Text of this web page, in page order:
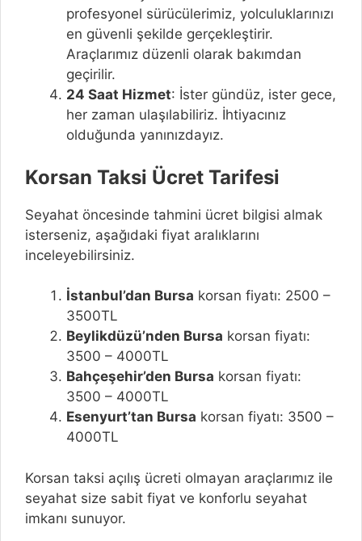
profesyonel sürücülerimiz, yolculuklarınızı
en güvenli şekilde gerçekleştirir.
Araçlarımız düzenli olarak bakımdan
geçirilir.
24 Saat Hizmet: İster gündüz, ister gece,
her zaman ulaşılabiliriz. İhtiyacınız
olduğunda yanınızdayız.
Korsan Taksi Ücret Tarifesi
Seyahat öncesinde tahmini ücret bilgisi almak
isterseniz, aşağıdaki fiyat aralıklarını
inceleyebilirsiniz.
İstanbul’dan Bursa korsan fiyatı: 2500 –
3500TL
Beylikdüzü’nden Bursa korsan fiyatı:
3500 – 4000TL
Bahçeşehir’den Bursa korsan fiyatı:
3500 – 4000TL
Esenyurt’tan Bursa korsan fiyatı: 3500 –
4000TL
Korsan taksi açılış ücreti olmayan araçlarımız ile
seyahat size sabit fiyat ve konforlu seyahat
imkanı sunuyor.